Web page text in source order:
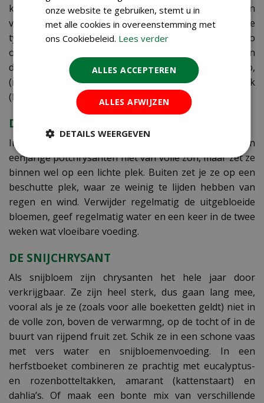
koreanum. Ze staan graag in de volle zon en in
voedselrijke en goed doorlatende grond. Dek gevoelige
types in de winter af met een laag bladeren en/of stro
om ze tegen de vorst te beschermen. Combineer ze in
de tuin bijvoorbeeld met siergrassen, klimop,
(rots)heide, Japanse anemonen of wolfsmelk
(Euphorbia).
DE POTCHRYSANT
In tegenstelling tot de vaste tuinchrysanten houden
eenjarige potchrysanten niet van volle zon, maar zet ze
binnen wel op een lichte plek. Buiten zet je ze op een
beschutte plek, waar ze weinig te lijden hebben van
regen en wind. Verwijder regelmatig de uitgebloeide
bloemen, geef regelmatig water en een keer in de twee
weken wat vloeibare voeding.
DE SNIJCHRYSANT
Als snijbloem zijn chrysanten het hele jaar door
verkrijgbaar. Ze zijn heel sterk, dus gaan lang mee,
vooral als je ze (zoals voor alle boeketten geldt) niet in
de volle zon, boven de verwarmng, op de tocht of in de
buurt van rijpend fruit zet. Schik ze in een schone vaas
met vers water en snijbloemenvoeding. In een
herfstboeket combineren ze prachtig met eucalyptus-
en rozenbotteltakken, amarant (kattenstaart) en
dahlia’s. Of maak een bonte mix van verschillende
onze website te gebruiken, stemt u in
met alle cookies in overeenstemming met
ons Cookiebeleid. Lees verder
ALLES ACCEPTEREN
ALLES AFWIJZEN
DETAILS WEERGEVEN